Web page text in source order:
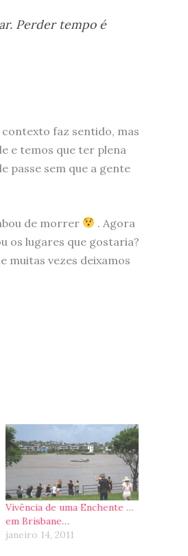
Perder tempo é
contexto faz sentido, mas
e temos que ter plena
passe sem que a gente
de morrer
. Agora
os lugares que gostaria?
muitas vezes deixamos
Vivência de uma Enchente …
em Brisbane…
janeiro 14, 2011